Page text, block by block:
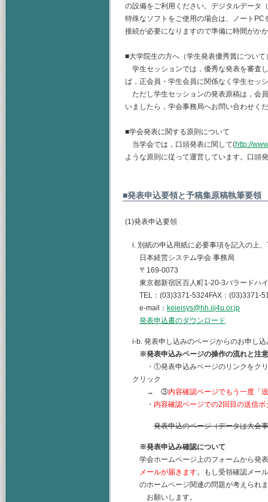
の設備をご利用ください。デジタルデータ
特殊なソフトをご使用の場合は、ノート
接続が必要になりますので準備に時間がか
■大学院生の方へ（学生発表優秀賞について
学生セッションでは，優秀な発表を審査
ば，正会員・学生会員に関係なく学生セッ
ただし学生セッションの発表原稿は，会
いましたら，学会事務局へお問い合わせく
■学会発表に関する原則について
当学会では，口頭発表に関して(http://
ような原則に従って運営しています。口頭
■発表申込要領と予稿集原稿執筆要領
(1)発表申込要領
i. 別紙の申込用紙に必要事項を記入の上
日本経営システム学会 事務局
〒169-0073
東京都新宿区百人町1-20-3バラードハ
TEL：(03)3371-5324FAX：(03)3371-
e-mail： keieisys@hh.iij4u.or.jp
発表申込書のダウンロード
i-b. 発表申し込みのページからのお申し
※発表申込みページの操作の流れと注意
・①発表申込みページのリンクをク
クリック
→ ③内容確認ページでもう一度「
・ 内容確認ページでの2回目の送信
発表申込のページ（データは大会
※発表申込み確認について
学会ホームページ上のフォームから発
メールが届きます。もし受領確認メー
のホームページ関連の問題が考えられ
お願いします。